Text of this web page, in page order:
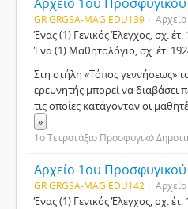
GR GRGSA-MAG EDU139 Αρχείο
Ένας (1) Γενικός Έλεγχος, σχ.
Ένα (1) Μαθητολόγιο, σχ. έτ.
Στη στήλη «Τόπος γεννήσεως»
ερευνητής μπορεί να διαβάσει
τις οποίες κατάγονταν οι
»
1ο Τετρατάξιο Προσφυγικό
GR GRGSA-MAG EDU142 Αρχείο
Ένας (1) Γενικός Έλεγχος, σχ.